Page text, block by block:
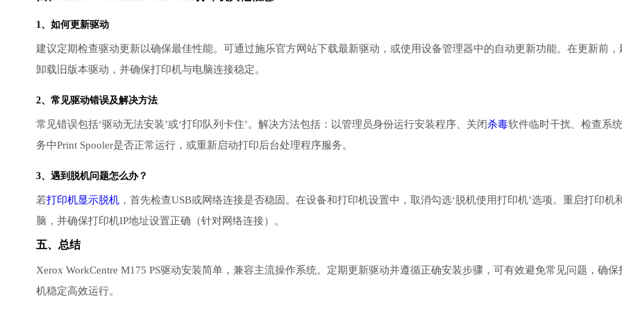
1、如何更新驱动
建议定期检查驱动更新以确保最佳性能。可通过施乐官方网站下载最新驱动，或使用设备管理器中的自动更新功能。在更新前，
卸载旧版本驱动，并确保打印机与电脑连接稳定。
2、常见驱动错误及解决方法
常见错误包括‘驱动无法安装’或‘打印队列卡住’。解决方法包括：以管理员身份运行安装程序、关闭杀毒软件临时干扰、检查系
务中Print Spooler是否正常运行，或重新启动打印后台处理程序服务。
3、遇到脱机问题怎么办？
若打印机显示脱机 ，首先检查USB或网络连接是否稳固。在设备和打印机设置中，取消勾选‘脱机使用打印机’选项。重启打印机
脑，并确保打印机IP地址设置正确（针对网络连接）。
五、总结
Xerox WorkCentre M175 PS驱动安装简单，兼容主流操作系统。定期更新驱动并遵循正确安装步骤，可有效避免常见问题，确保
机稳定高效运行。